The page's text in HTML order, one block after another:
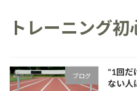
トレーニング初
ブログ
“1回だ
ない人